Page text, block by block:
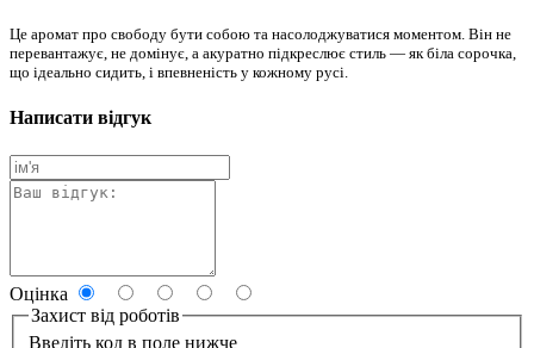
Це аромат про свободу бути собою та насолоджуватися моментом. Він не
перевантажує, не домінує, а акуратно підкреслює стиль — як біла сорочка,
що ідеально сидить, і впевненість у кожному русі.
Написати відгук
Оцінка
Захист від роботів
Введіть код в поле нижче